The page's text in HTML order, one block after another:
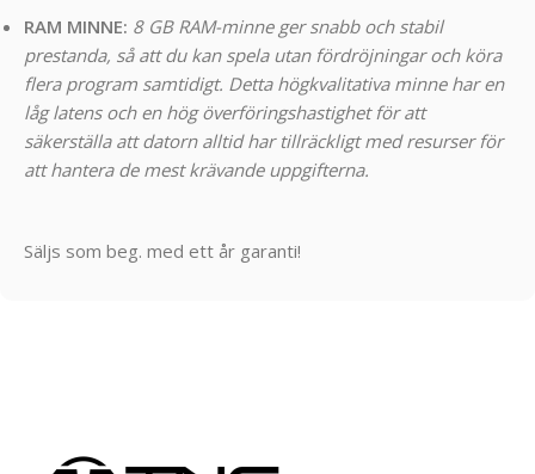
RAM MINNE: 8 GB RAM-minne ger snabb och stabil
prestanda, så att du kan spela utan fördröjningar och köra
flera program samtidigt. Detta högkvalitativa minne har en
låg latens och en hög överföringshastighet för att
säkerställa att datorn alltid har tillräckligt med resurser för
att hantera de mest krävande uppgifterna.
Säljs som beg. med ett år garanti!